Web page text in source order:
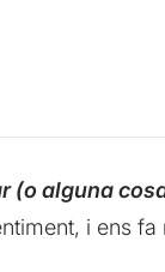
(o alguna
i ens